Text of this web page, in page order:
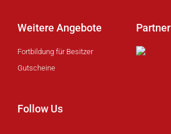
Weitere Angebote
Fortbildung für Besitzer
Gutscheine
Partner
Follow Us